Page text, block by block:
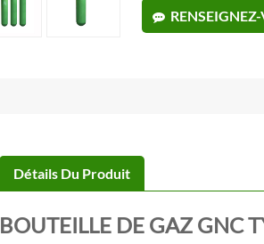
Détails Du Produit
BOUTEILLE DE GAZ GNC